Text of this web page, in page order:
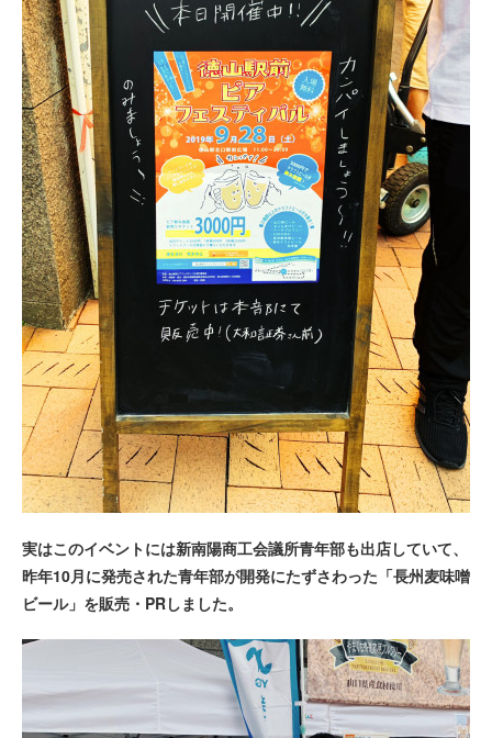
実はこのイベントには新南陽商工会議所青年部も出店していて、
昨年10月に発売された青年部が開発にたずさわった「長州麦味噌
ビール」を販売・PRしました。